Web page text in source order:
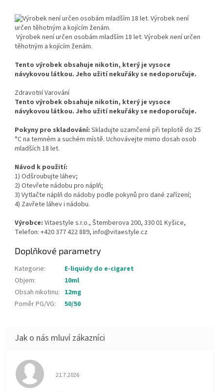
Výrobek není určen osobám mladším 18 let. Výrobek není určen
těhotným a kojícím ženám.
Tento výrobek obsahuje nikotin, který je vysoce
návykovou látkou. Jeho užití nekuřáky se nedoporučuje.
Zdravotní Varování
Tento výrobek obsahuje nikotin, který je vysoce
návykovou látkou. Jeho užití nekuřáky se nedoporučuje.
Pokyny pro skladování: Skladujte uzamčené při teplotě do 25
°C na temném a suchém místě. Uchovávejte mimo dosah osob
mladších 18 let.
Návod k použití:
1) Odšroubujte láhev;
2) Otevřete nádobu pro náplň;
3) Vytlačte náplň do nádoby podle pokynů pro dané zařízení;
4) Zavřete láhev i nádobu.
Výrobce: Vitaestyle s.r.o., Štemberova 200, 330 01 Kyšice,
Telefon: +420 377 422 889, info@vitaestyle.cz
Doplňkové parametry
Kategorie:
E-liquidy do e-cigaret
Objem:
10ml
Obsah nikotinu: 12mg
Poměr PG/VG: 50/50
Hodnocení obchodu je 5 z 5 hvězdiček.
21.7.2026